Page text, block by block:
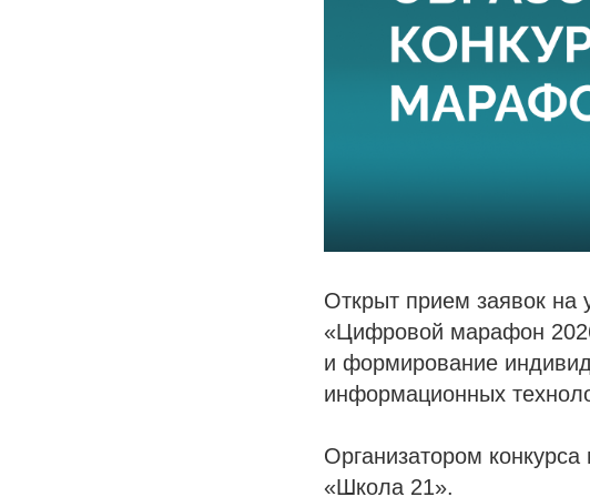
Открыт прием заявок на
«Цифровой марафон
и формирование
информационных
Организатором
«Школа 21».